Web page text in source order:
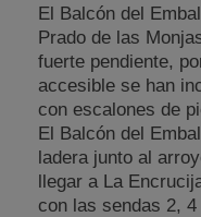
El Balcón del
Prado de las
fuerte pendiente,
accesible se han
con escalones de
El Balcón del
ladera junto al
llegar a La
con las sendas 2,